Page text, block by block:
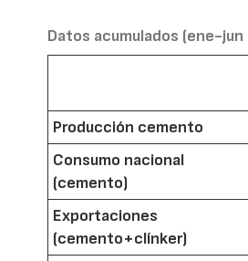
Datos acumulados (ene-
Producción cemento
Consumo nacional
(cemento)
Exportaciones
(cemento+clínker)